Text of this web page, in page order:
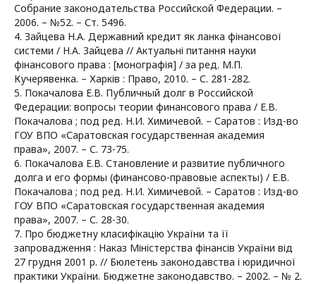
Собрание законодательства Российской Федерации. –
2006. – №52. – Ст. 5496.
4. Зайцева Н.А. Державний кредит як ланка фінансової
системи / Н.А. Зайцева // Актуальні питання науки
фінансового права : [монографія] / за ред. М.П.
Кучерявенка. – Харків : Право, 2010. – С. 281-282.
5. Покачалова Е.В. Публичный долг в Российской
Федерации: вопросы теории финансового права / Е.В.
Покачалова ; под ред. Н.И. Химичевой. – Саратов : Изд-во
ГОУ ВПО «Саратовская государственная академия
права», 2007. – С. 73-75.
6. Покачалова Е.В. Становление и развитие публичного
долга и его формы (финансово-правовые аспекты) / Е.В.
Покачалова ; под ред. Н.И. Химичевой. – Саратов : Изд-во
ГОУ ВПО «Саратовская государственная академия
права», 2007. – С. 28-30.
7. Про бюджетну класифікацію України та її
запровадження : Наказ Міністерства фінансів України від
27 грудня 2001 р. // Бюлетень законодавства і юридичної
практики України. Бюджетне законодавство. – 2002. – № 2.